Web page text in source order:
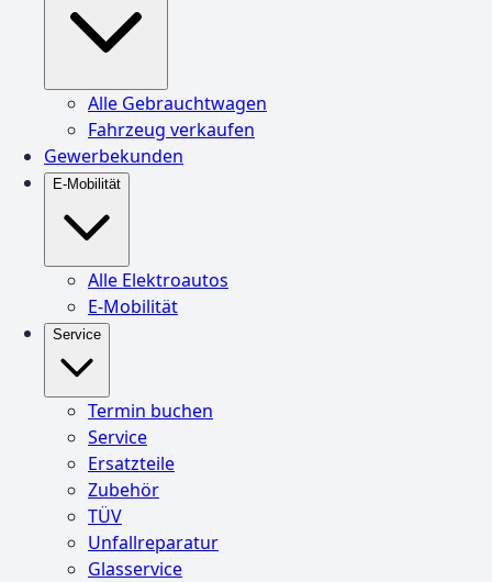
Alle Gebrauchtwagen
Fahrzeug verkaufen
Gewerbekunden
E-Mobilität
Alle Elektroautos
E-Mobilität
Service
Termin buchen
Service
Ersatzteile
Zubehör
TÜV
Unfallreparatur
Glasservice